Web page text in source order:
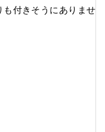
も付きそうにありませ